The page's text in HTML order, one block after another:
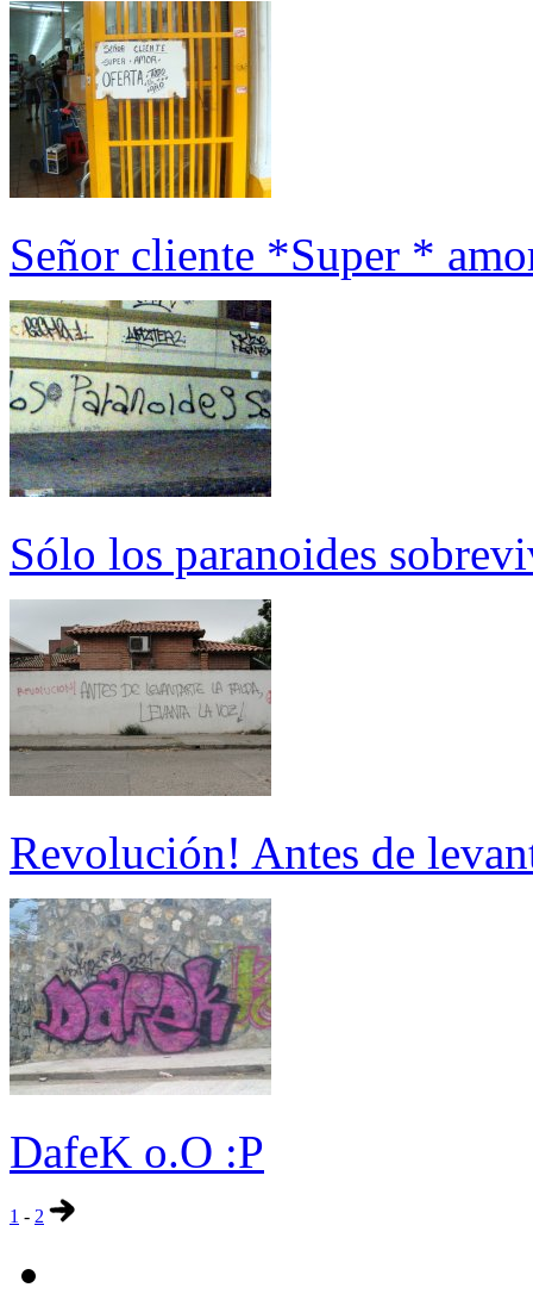
Señor cliente *Super *
Sólo los paranoides
Revolución! Antes de
DafeK o.O :P
1 - 2